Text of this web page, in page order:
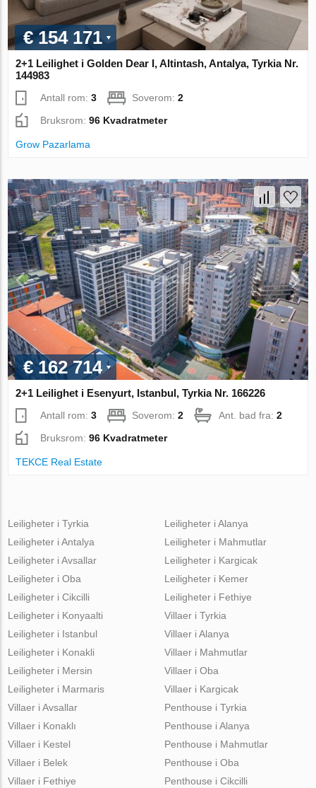
€ 154 171
2+1 Leilighet i Golden Dear I, Altintash, Antalya, Tyrkia Nr.
144983
Antall rom:3 Soverom:2
Bruksrom:96 Kvadratmeter
Grow Pazarlama
€ 162 714
2+1 Leilighet i Esenyurt, Istanbul, Tyrkia Nr. 166226
Antall rom:3 Soverom:2 Ant. bad fra:2
Bruksrom:96 Kvadratmeter
TEKCE Real Estate
Leiligheter i Tyrkia
Leiligheter i Antalya
Leiligheter i Avsallar
Leiligheter i Oba
Leiligheter i Cikcilli
Leiligheter i Alanya
Leiligheter i Mahmutlar
Leiligheter i Kargicak
Leiligheter i Kemer
Leiligheter i Fethiye
Leiligheter i Konyaalti
Leiligheter i Istanbul
Leiligheter i Konakli
Leiligheter i Mersin
Leiligheter i Marmaris
Villaer i Tyrkia
Villaer i Alanya
Villaer i Mahmutlar
Villaer i Oba
Villaer i Kargicak
Villaer i Avsallar
Villaer i Konaklı
Villaer i Kestel
Villaer i Belek
Villaer i Fethiye
Penthouse i Tyrkia
Penthouse i Alanya
Penthouse i Mahmutlar
Penthouse i Oba
Penthouse i Cikcilli